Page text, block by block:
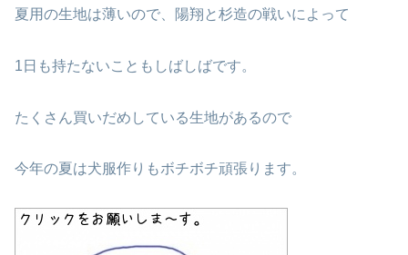
夏用の生地は薄いので、陽翔と杉造の戦いによって
1日も持たないこともしばしばです。
たくさん買いだめしている生地があるので
今年の夏は犬服作りもボチボチ頑張ります。